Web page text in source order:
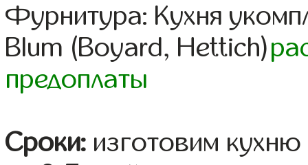
Фурнитура: Кухня
Blum (Boyard, Hettich)
предоплаты
Сроки: изготовим